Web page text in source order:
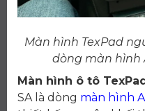
Màn hình TexPad
dòng màn hình
Màn hình ô tô
SA là dòng màn hình